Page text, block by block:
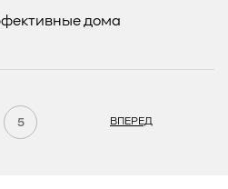
дома
5 ВПЕРЕД